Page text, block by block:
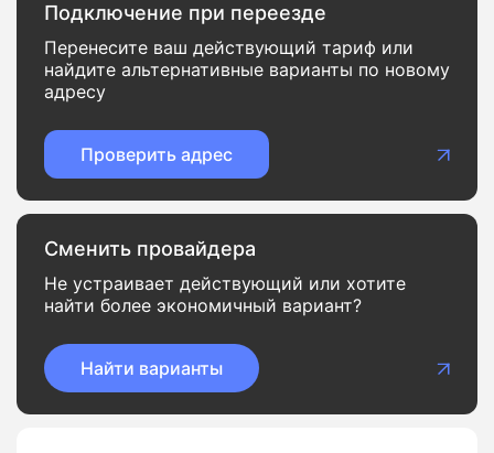
Подключение при переезде
Перенесите ваш действующий тариф или
найдите альтернативные варианты по новому
адресу
Проверить адрес
Сменить провайдера
Не устраивает действующий или хотите
найти более экономичный вариант?
Найти варианты